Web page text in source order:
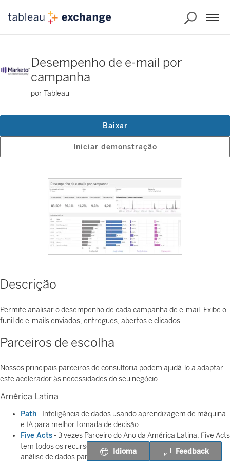
Desempenho de e-mail por
campanha
por Tableau
Iniciar demonstração
Baixar
Descrição
Permite analisar o desempenho de cada campanha de e-mail. Exibe o
funil de e-mails enviados, entregues, abertos e clicados.
Parceiros de escolha
Nossos principais parceiros de consultoria podem ajudá-lo a adaptar
este acelerador às necessidades do seu negócio.
América Latina
Path - Inteligência de dados usando aprendizagem de máquina
e IA para melhor tomada de decisão.
Five Acts - 3 vezes Parceiro do Ano da América Latina, Five Acts
tem todos os recursos para entregar a melhor solução de
análise de dados para seu negócio
Idioma Feedback